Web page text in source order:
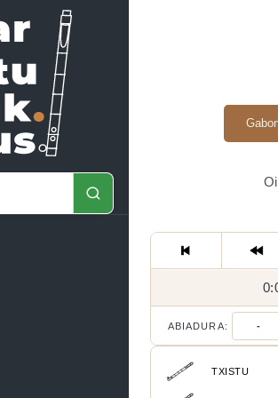
ABIADURA: -
TXISTU